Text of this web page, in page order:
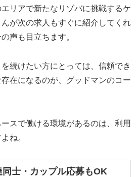
リアで新たなリゾバに挑戦するケ
が次の求人もすぐに紹介してくれ
声も目立ちます。
続けたい方にとっては、信頼でき
在になるのが、グッドマンのコー
スで働ける環境があるのは、利用
ね。
士・カップル応募もOK